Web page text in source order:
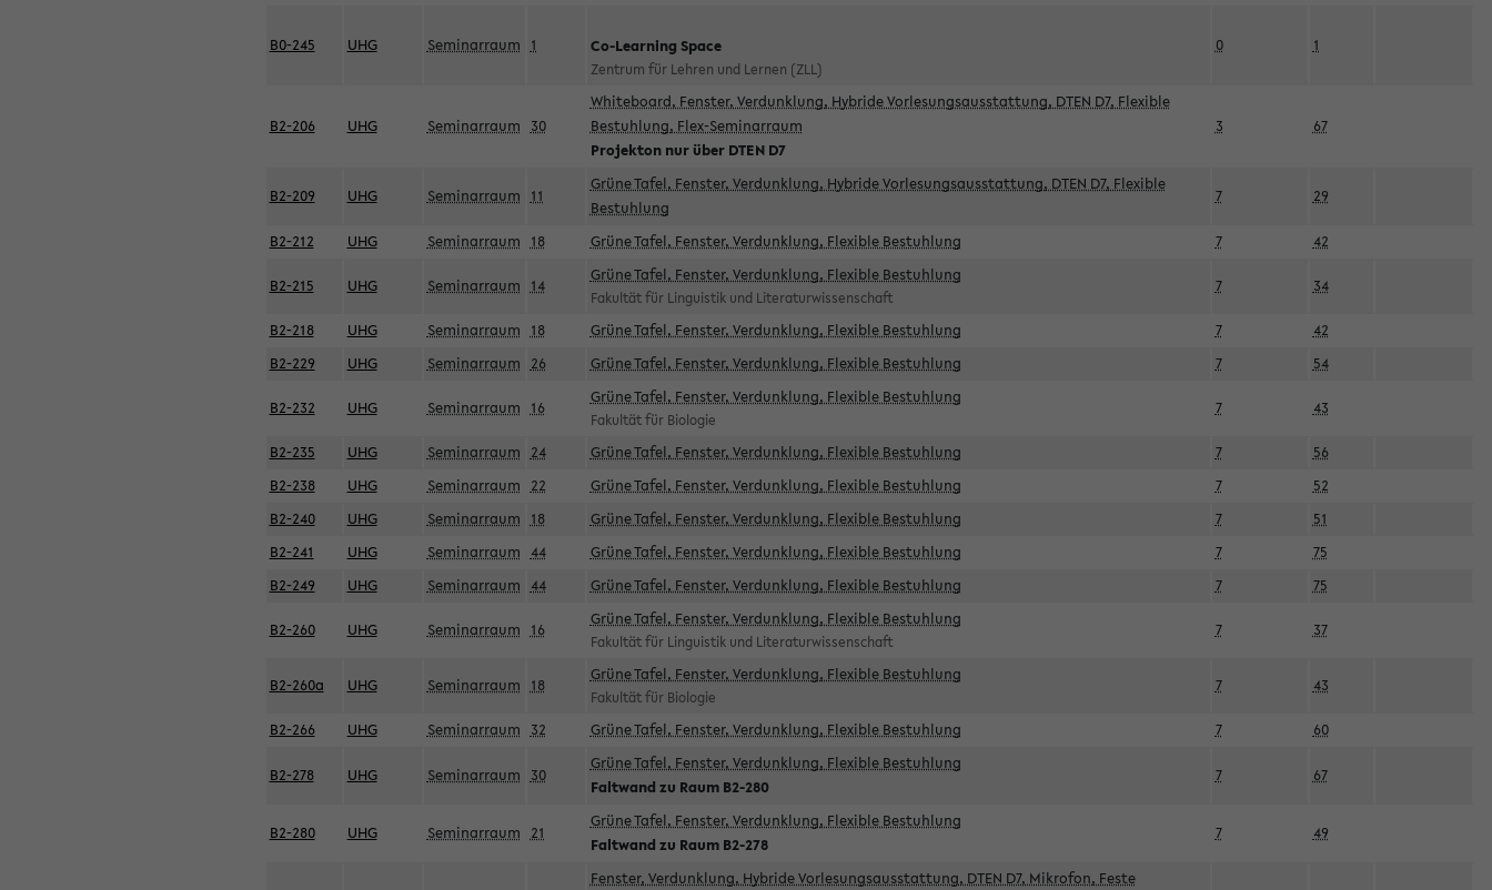
B0-245 UHG Seminarraum 1 Co-Learning Space
Zentrum für Lehren und Lernen (ZLL)
0 1
B2-206 UHG Seminarraum 30
Whiteboard, Fenster, Verdunklung, Hybride Vorlesungsausstattung, DTEN D7, Flexible
Bestuhlung, Flex-Seminarraum
Projekton nur über DTEN D7
3 67
B2-209 UHG Seminarraum 11
Grüne Tafel, Fenster, Verdunklung, Hybride Vorlesungsausstattung, DTEN D7, Flexible
Bestuhlung
7 29
B2-212 UHG Seminarraum 18 Grüne Tafel, Fenster, Verdunklung, Flexible Bestuhlung 7 42
B2-215 UHG Seminarraum 14
Grüne Tafel, Fenster, Verdunklung, Flexible Bestuhlung
Fakultät für Linguistik und Literaturwissenschaft
7 34
B2-218 UHG Seminarraum 18 Grüne Tafel, Fenster, Verdunklung, Flexible Bestuhlung 7
42
B2-229
UHG Seminarraum 26 Grüne Tafel, Fenster, Verdunklung, Flexible Bestuhlung 7 54
B2-232 UHG Seminarraum 16
Grüne Tafel, Fenster, Verdunklung, Flexible Bestuhlung
Fakultät für Biologie
7 43
B2-235 UHG Seminarraum 24 Grüne Tafel, Fenster, Verdunklung, Flexible Bestuhlung 7
56
B2-238
UHG Seminarraum 22 Grüne Tafel, Fenster, Verdunklung, Flexible Bestuhlung 7
52
B2-240
UHG Seminarraum 18 Grüne Tafel, Fenster, Verdunklung, Flexible Bestuhlung 7
51
B2-241
UHG Seminarraum 44 Grüne Tafel, Fenster, Verdunklung, Flexible Bestuhlung 7
75
B2-249
UHG Seminarraum 44 Grüne Tafel, Fenster, Verdunklung, Flexible Bestuhlung 7 75
B2-260 UHG Seminarraum 16
Grüne Tafel, Fenster, Verdunklung, Flexible Bestuhlung
Fakultät für Linguistik und Literaturwissenschaft
7 37
B2-260a UHG Seminarraum 18
Grüne Tafel, Fenster, Verdunklung, Flexible Bestuhlung
Fakultät für Biologie
7 43
B2-266 UHG Seminarraum 32 Grüne Tafel, Fenster, Verdunklung, Flexible Bestuhlung 7 60
B2-278 UHG Seminarraum 30
Grüne Tafel, Fenster, Verdunklung, Flexible Bestuhlung
Faltwand zu Raum B2-280
7 67
B2-280 UHG Seminarraum 21
Grüne Tafel, Fenster, Verdunklung, Flexible Bestuhlung
Faltwand zu Raum B2-278
7 49
Fenster, Verdunklung, Hybride Vorlesungsausstattung, DTEN D7, Mikrofon, Feste